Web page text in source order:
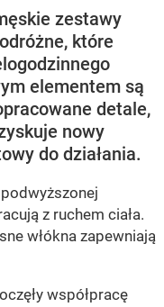
zestawy
które
elementem są
detale,
nowy
do działania.
z ruchem ciała.
włókna zapewniają
współpracę